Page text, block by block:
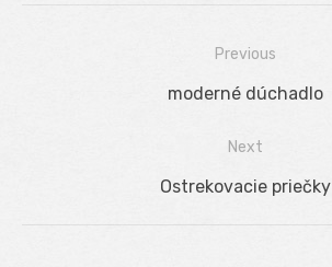
Navigácia
Previous
Previous
moderné dúchadlo
Next
Next
Ostrekovacie priečky